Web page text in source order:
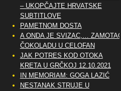
– UKOPČAJTE HRVATSKE
SUBTITLOVE
PAMETNOM DOSTA
A ONDA JE SVIZAC,… ZAMOTAO
ČOKOLADU U CELOFAN
JAK POTRES KOD OTOKA
KRETA U GRČKOJ 12.10.2021
IN MEMORIAM: GOGA LAZIĆ
NESTANAK STRUJE U